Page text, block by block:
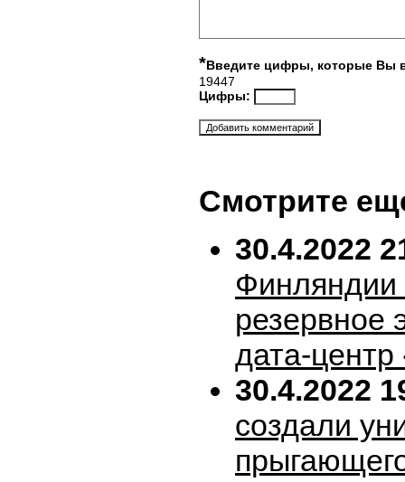
*Введите цифры, которые Вы
19447
Цифры:
Смотрите
30.4.2022
резервное
дата-
30.4.2022
создали